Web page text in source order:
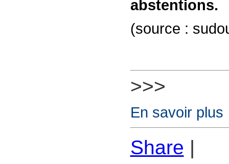
abstentions.
(source :
>>>
En savoir plus
Share |